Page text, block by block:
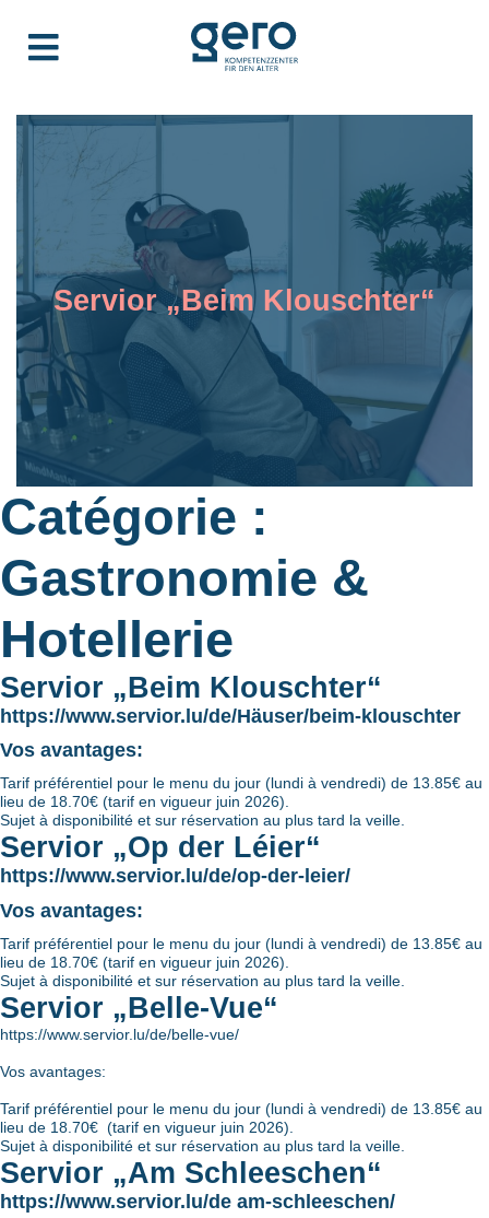
Servior „Beim Klouschter“
Catégorie :
Gastronomie &
Hotellerie
Servior „Beim Klouschter“
https://www.servior.lu/de/Häuser/beim-klouschter
Vos avantages:
Tarif préférentiel pour le menu du jour (lundi à vendredi) de 13.85€ au
lieu de 18.70€ (tarif en vigueur juin 2026).
Sujet à disponibilité et sur réservation au plus tard la veille.
Servior „Op der Léier“
https://www.servior.lu/de/op-der-leier/
Vos avantages:
Tarif préférentiel pour le menu du jour (lundi à vendredi) de 13.85€ au
lieu de 18.70€ (tarif en vigueur juin 2026).
Sujet à disponibilité et sur réservation au plus tard la veille.
Servior „Belle-Vue“
https://www.servior.lu/de/belle-vue/
Vos avantages:
Tarif préférentiel pour le menu du jour (lundi à vendredi) de 13.85€ au
lieu de 18.70€ (tarif en vigueur juin 2026).
Sujet à disponibilité et sur réservation au plus tard la veille.
Servior „Am Schleeschen“
https://www.servior.lu/de am-schleeschen/